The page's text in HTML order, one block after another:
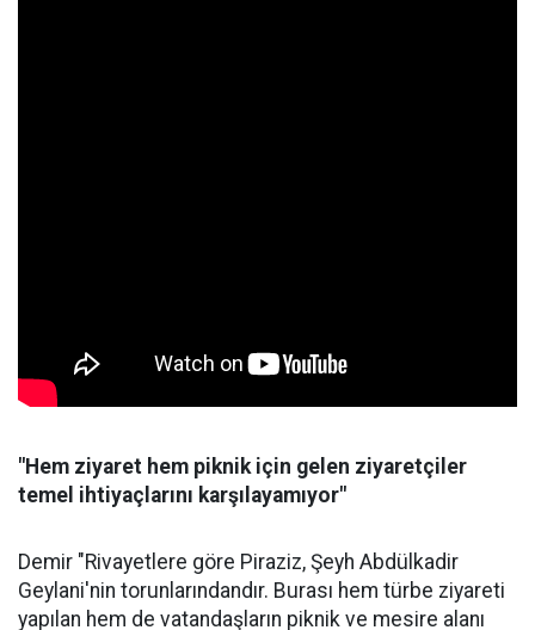
"Hem ziyaret hem piknik için gelen ziyaretçiler
temel ihtiyaçlarını karşılayamıyor"
Demir "Rivayetlere göre Piraziz, Şeyh Abdülkadir
Geylani'nin torunlarındandır. Burası hem türbe ziyareti
yapılan hem de vatandaşların piknik ve mesire alanı